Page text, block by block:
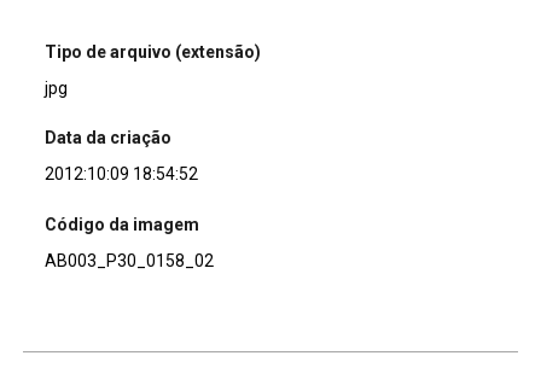
Tipo de arquivo (extensão)
jpg
Data da criação
2012:10:09 18:54:52
Código da imagem
AB003_P30_0158_02